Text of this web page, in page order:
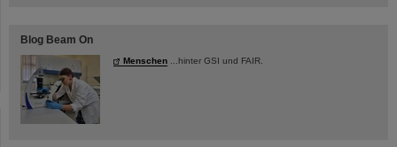
Blog Beam On
Menschen ...hinter GSI und FAIR.